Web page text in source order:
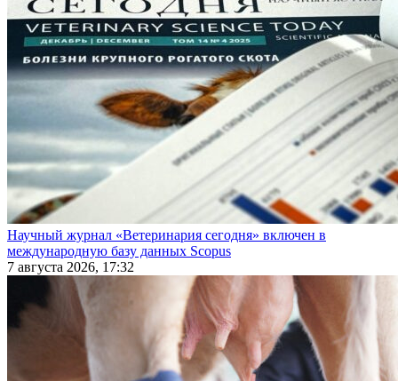
Научный журнал «Ветеринария сегодня» включен в
международную базу данных Scopus
7 августа 2026, 17:32